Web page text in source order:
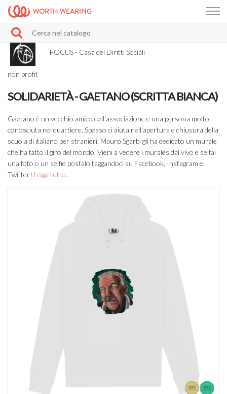
WORTH WEARING
FOCUS - Casa dei Diritti Sociali
non profit
SOLIDARIETÀ - GAETANO (SCRITTA BIANCA)
Gaetano è un vecchio amico dell'associazione e una persona molto
conosciuta nel quartiere. Spesso ci aiuta nell'apertura e chiusura della
scuola di italiano per stranieri. Mauro Sgarbi gli ha dedicato un murale
che ha fatto il giro del mondo. Vieni a vedere i murales dal vivo e se fai
una foto o un selfie postalo taggandoci su Facebook, Instagram e
Twitter! Leggi tutto...